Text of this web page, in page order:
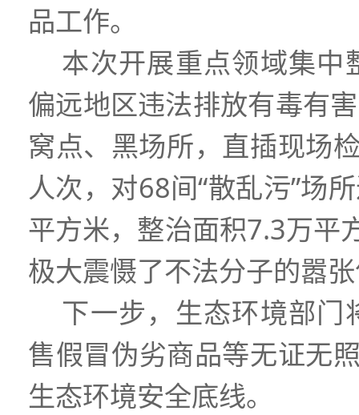
品工作。
本次开展重点领域集中
偏远地区违法排放有毒有
窝点、黑场所，直插现场
人次，对68间“散乱污”场
平方米，整治面积7.3万平
极大震慑了不法分子的嚣
下一步， 生态环境部门
售假冒伪劣商品等无证无
生态环境安全底线。